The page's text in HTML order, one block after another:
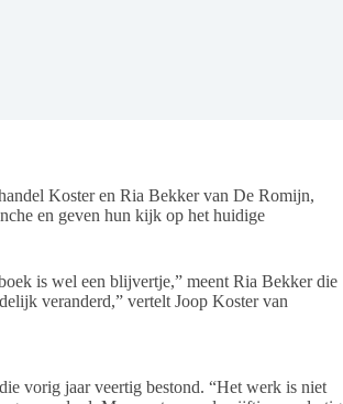
Koster en Ria Bekker van De Romijn,
en geven hun kijk op het huidige
is wel een blijvertje,” meent Ria Bekker die
veranderd,” vertelt Joop Koster van
vorig jaar veertig bestond. “Het werk is niet